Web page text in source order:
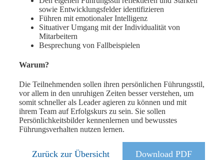
sowie Entwicklungsfelder identifizieren
Führen mit emotionaler Intelligenz
Situativer Umgang mit der Individualität von
Mitarbeitern
Besprechung von Fallbeispielen
Warum?
Die Teilnehmenden sollen ihren persönlichen Führungsstil,
vor allem in den unruhigen Zeiten besser verstehen, um
somit schneller als Leader agieren zu können und mit
ihrem Team auf Erfolgskurs zu sein. Sie sollen
Persönlichkeitsbilder kennenlernen und bewusstes
Führungsverhalten nutzen lernen.
Zurück zur Übersicht Download PDF